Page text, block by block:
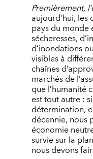
Premièrement,
aujourd’hui,
pays du monde
sécheresses,
d’inondations
visibles à
chaînes
marchés de
que l’humanité
est tout autre :
détermination,
décennie, nous
économie
survie sur la
nous devons